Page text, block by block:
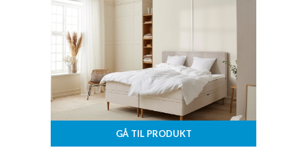
GÅ TIL PRODUKT